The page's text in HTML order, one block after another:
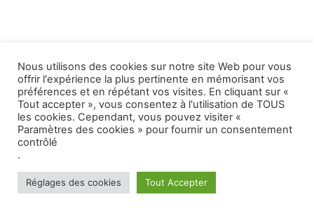
Mentions légales
Tous droits réservés CFE-CGC ADECCO.
Nous utilisons des cookies sur notre site Web pour vous
offrir l'expérience la plus pertinente en mémorisant vos
préférences et en répétant vos visites. En cliquant sur «
Tout accepter », vous consentez à l'utilisation de TOUS
les cookies. Cependant, vous pouvez visiter «
Paramètres des cookies » pour fournir un consentement
contrôlé
.
Réglages des cookies Tout Accepter